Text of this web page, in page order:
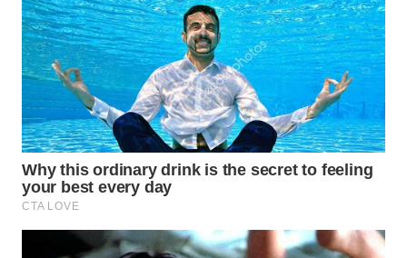
BINJAI
WN
CIREBON
WN
INDRAMAYU
WN
KUNINGAN